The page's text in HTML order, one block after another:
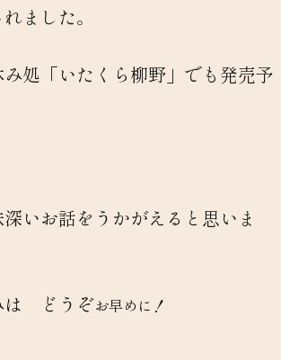
ました。
処「いたくら柳野」でも発売予
いお話をうかがえると思いま
は どうぞお早めに！